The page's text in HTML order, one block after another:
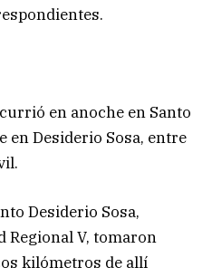
en anoche en Santo
en Desiderio Sosa, entre
Desiderio Sosa,
Regional V, tomaron
kilómetros de allí